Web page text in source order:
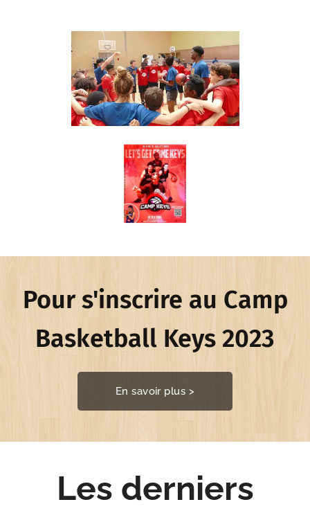
Pour s'inscrire au Camp
Basketball Keys 2023
En savoir plus >
Les derniers